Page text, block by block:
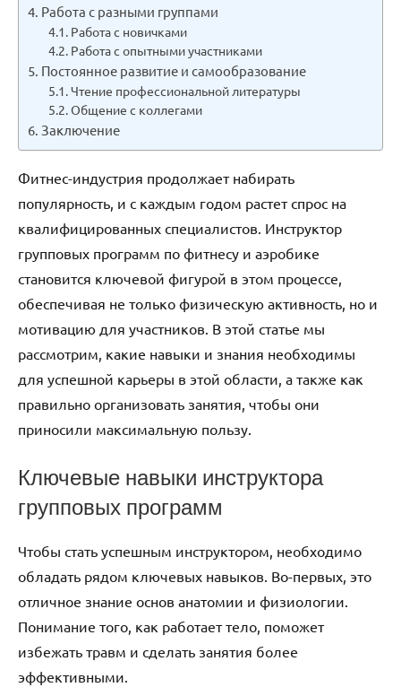
Работа с разными группами
Работа с новичками
Работа с опытными участниками
Постоянное развитие и самообразование
Чтение профессиональной литературы
Общение с коллегами
Заключение
Фитнес-индустрия продолжает набирать
популярность, и с каждым годом растет спрос на
квалифицированных специалистов. Инструктор
групповых программ по фитнесу и аэробике
становится ключевой фигурой в этом процессе,
обеспечивая не только физическую активность, но и
мотивацию для участников. В этой статье мы
рассмотрим, какие навыки и знания необходимы
для успешной карьеры в этой области, а также как
правильно организовать занятия, чтобы они
приносили максимальную пользу.
Ключевые навыки инструктора
групповых программ
Чтобы стать успешным инструктором, необходимо
обладать рядом ключевых навыков. Во-первых, это
отличное знание основ анатомии и физиологии.
Понимание того, как работает тело, поможет
избежать травм и сделать занятия более
эффективными.